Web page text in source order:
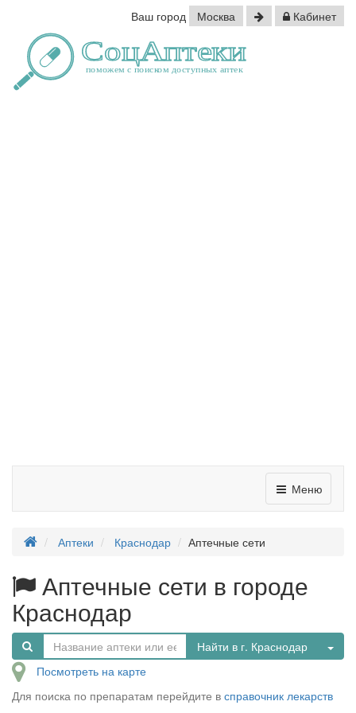
Ваш город Москва Кабинет
Меню
Аптеки Краснодар Аптечные сети
Аптечные сети в городе
Краснодар
Найти в г. Краснодар
Посмотреть на карте
Для поиска по препаратам перейдите в справочник лекарств